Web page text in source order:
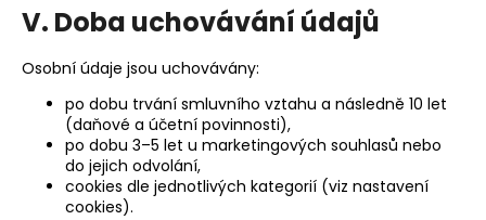
V. Doba uchovávání údajů
Osobní údaje jsou uchovávány:
po dobu trvání smluvního vztahu a následně 10 let
(daňové a účetní povinnosti),
po dobu 3–5 let u marketingových souhlasů nebo
do jejich odvolání,
cookies dle jednotlivých kategorií (viz nastavení
cookies).